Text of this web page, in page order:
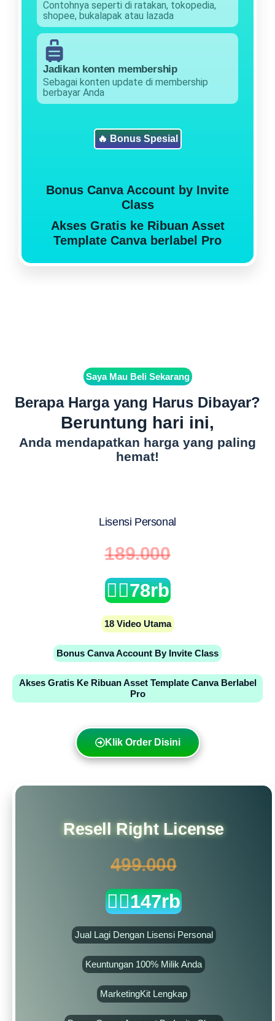
Contohnya seperti di ratakan, tokopedia,
shopee, bukalapak atau lazada
Jadikan konten membership
Sebagai konten update di membership
berbayar Anda
🔥 Bonus Spesial
Bonus Canva Account by Invite
Class
Akses Gratis ke Ribuan Asset
Template Canva berlabel Pro
Saya Mau Beli Sekarang
Berapa Harga yang Harus Dibayar?
Beruntung hari ini,
Anda mendapatkan harga yang paling
hemat!
Lisensi Personal
189.000
👉🏻78rb
18 Video Utama
Bonus Canva Account By Invite Class
Akses Gratis Ke Ribuan Asset Template Canva Berlabel
Pro
Klik Order Disini
Resell Right License
499.000
👉🏻147rb
Jual Lagi Dengan Lisensi Personal
Keuntungan 100% Milik Anda
MarketingKit Lengkap